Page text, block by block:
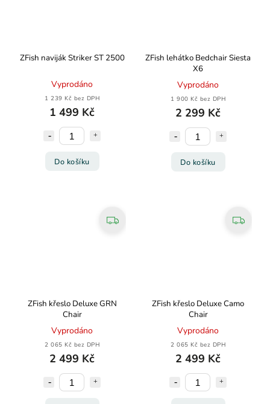
ZFish naviják Striker ST 2500
Vyprodáno
1 239 Kč bez DPH
1 499 Kč
Do košíku
ZFish lehátko Bedchair Siesta
X6
Vyprodáno
1 900 Kč bez DPH
2 299 Kč
Do košíku
ZFish křeslo Deluxe GRN
Chair
Vyprodáno
2 065 Kč bez DPH
2 499 Kč
ZFish křeslo Deluxe Camo
Chair
Vyprodáno
2 065 Kč bez DPH
2 499 Kč